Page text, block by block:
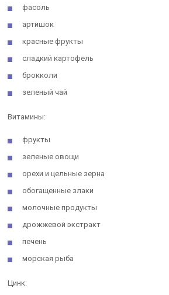
фасоль
артишок
красные фрукты
сладкий картофель
брокколи
зеленый чай
Витамины:
фрукты
зеленые овощи
орехи и цельные зерна
обогащенные злаки
молочные продукты
дрожжевой экстракт
печень
морская рыба
Цинк: